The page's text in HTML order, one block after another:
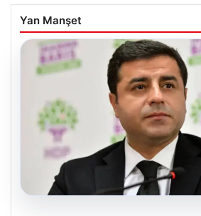
Yan Manşet